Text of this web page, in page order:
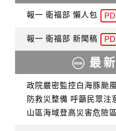
報一 衛福部 懶人包
報一 衛福部 新聞稿
最
政院嚴密監控白海豚颱
防救災整備 呼籲民眾注
山區海域登高災害危險